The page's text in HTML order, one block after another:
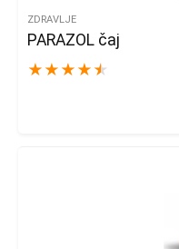
ZDRAVLJE
PARAZOL čaj
★ ★ ★ ★ ★